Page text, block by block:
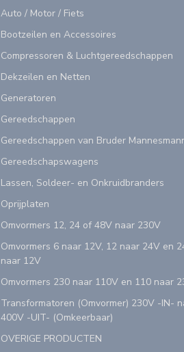
Auto / Motor / Fiets
Bootzeilen en Accessoires
Compressoren & Luchtgereedschappen
Dekzeilen en Netten
Generatoren
Gereedschappen
Gereedschappen van Bruder
Gereedschapswagens
Lassen, Soldeer- en Onkruidbranders
Oprijplaten
Omvormers 12, 24 of 48V naar 230V
Omvormers 6 naar 12V, 12 naar 24V en
naar 12V
Omvormers 230 naar 110V en 110 naar
Transformatoren (Omvormer) 230V -IN-
400V -UIT- (Omkeerbaar)
OVERIGE PRODUCTEN